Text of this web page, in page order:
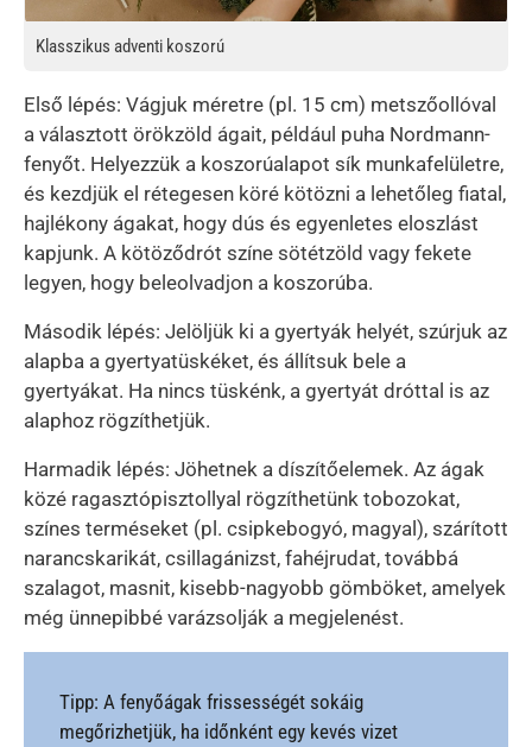
Klasszikus adventi koszorú
Első lépés: Vágjuk méretre (pl. 15 cm) metszőollóval
a választott örökzöld ágait, például puha Nordmann-
fenyőt. Helyezzük a koszorúalapot sík munkafelületre,
és kezdjük el rétegesen köré kötözni a lehetőleg fiatal,
hajlékony ágakat, hogy dús és egyenletes eloszlást
kapjunk. A kötöződrót színe sötétzöld vagy fekete
legyen, hogy beleolvadjon a koszorúba.
Második lépés: Jelöljük ki a gyertyák helyét, szúrjuk az
alapba a gyertyatüskéket, és állítsuk bele a
gyertyákat. Ha nincs tüskénk, a gyertyát dróttal is az
alaphoz rögzíthetjük.
Harmadik lépés: Jöhetnek a díszítőelemek. Az ágak
közé ragasztópisztollyal rögzíthetünk tobozokat,
színes terméseket (pl. csipkebogyó, magyal), szárított
narancskarikát, csillagánizst, fahéjrudat, továbbá
szalagot, masnit, kisebb-nagyobb gömböket, amelyek
még ünnepibbé varázsolják a megjelenést.
Tipp: A fenyőágak frissességét sokáig
megőrizhetjük, ha időnként egy kevés vizet